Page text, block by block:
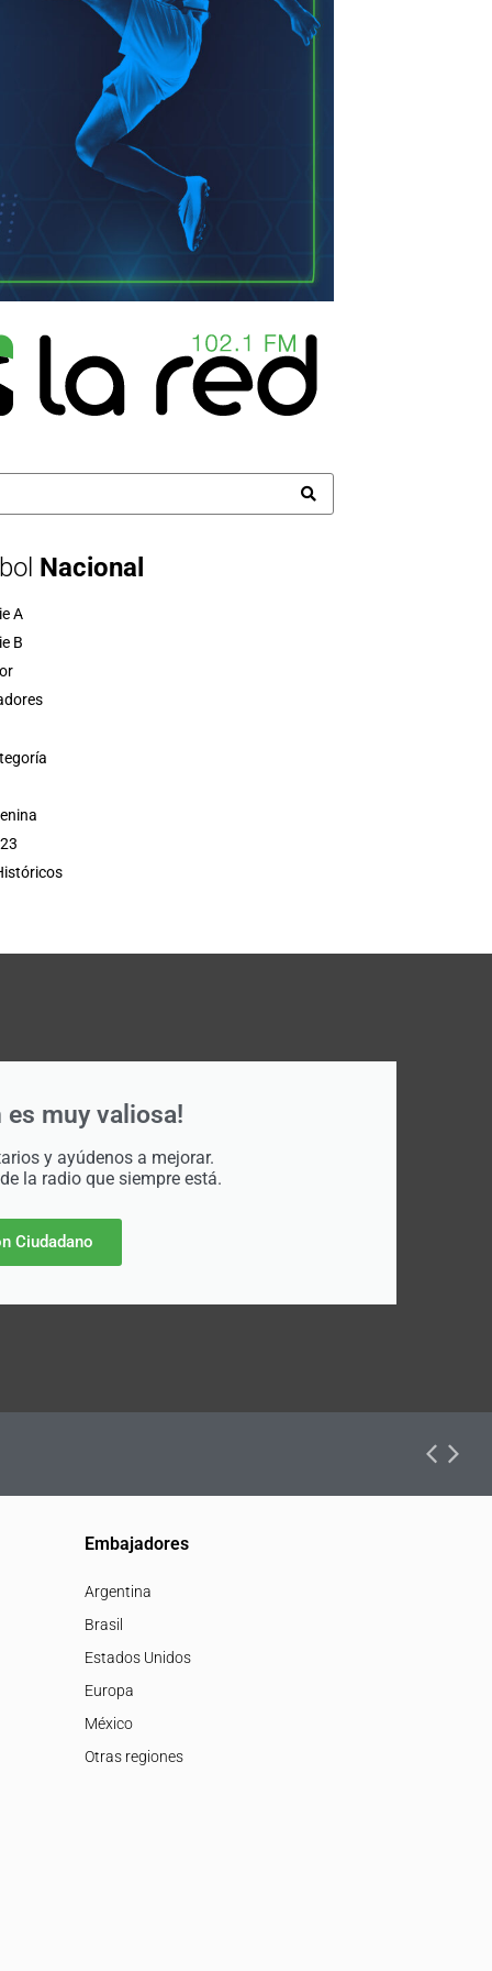
Nacional
A
B
es muy valiosa!
y ayúdenos a mejorar.
la radio que siempre está.
Ciudadano
Embajadores
Argentina
Brasil
Estados Unidos
Europa
México
Otras regiones